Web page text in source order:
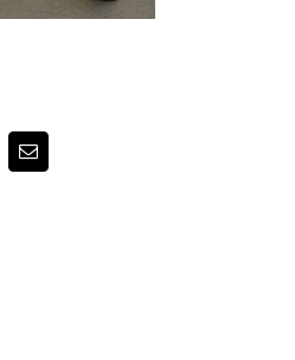
E-
Mail